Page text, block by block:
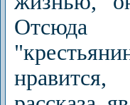
Отсюда